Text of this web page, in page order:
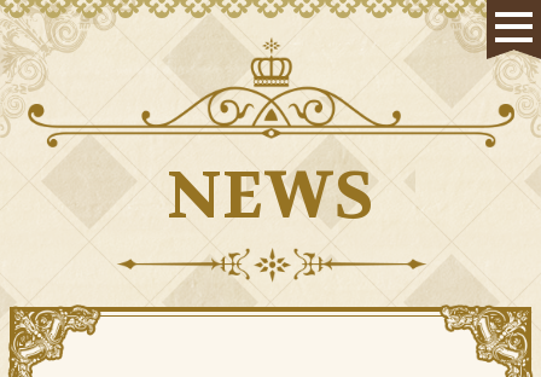
NEWS
HOME
NEWS
STAFF & CAST